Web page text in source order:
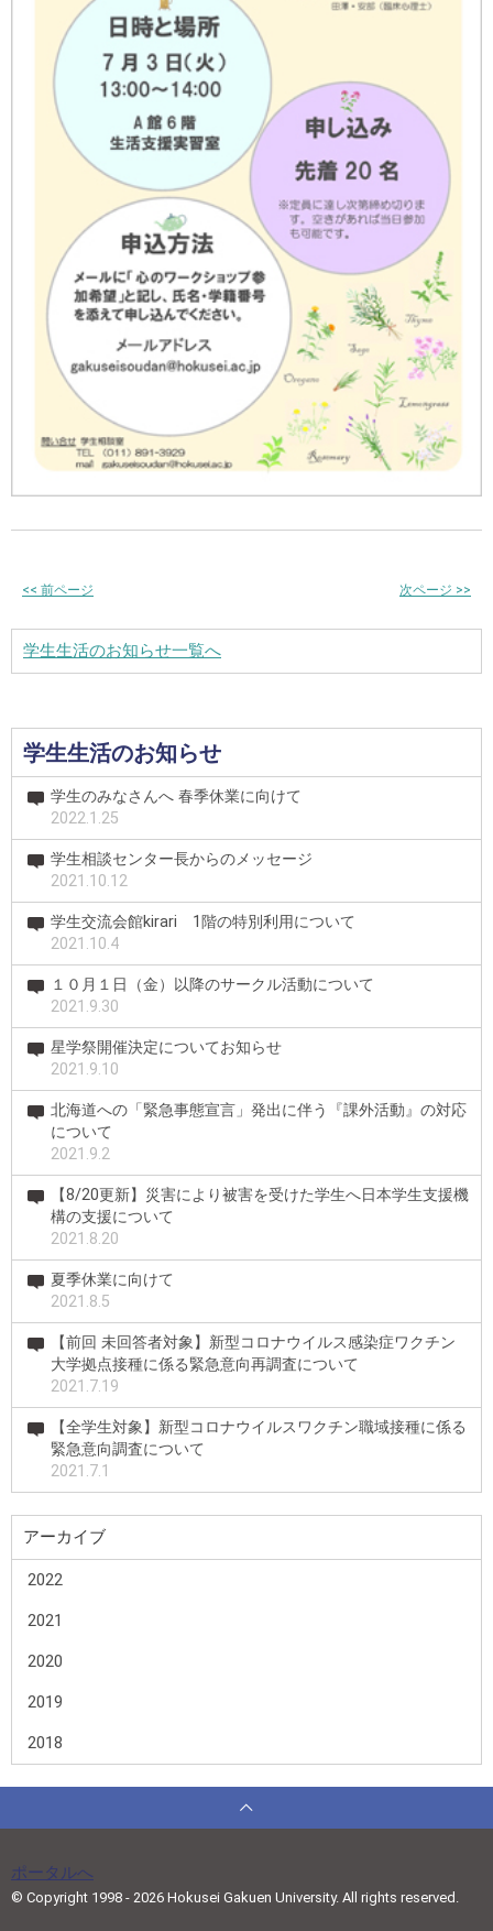
<< 前ページ 次ページ >>
学生生活のお知らせ一覧へ
学生生活のお知らせ
学生のみなさんへ 春季休業に向けて
2022.1.25
学生相談センター長からのメッセージ
2021.10.12
学生交流会館kirari 1階の特別利用について
2021.10.4
１０月１日（金）以降のサークル活動について
2021.9.30
星学祭開催決定についてお知らせ
2021.9.10
北海道への「緊急事態宣言」発出に伴う『課外活動』の対応
について
2021.9.2
【8/20更新】災害により被害を受けた学生へ日本学生支援機
構の支援について
2021.8.20
夏季休業に向けて
2021.8.5
【前回 未回答者対象】新型コロナウイルス感染症ワクチン
大学拠点接種に係る緊急意向再調査について
2021.7.19
【全学生対象】新型コロナウイルスワクチン職域接種に係る
緊急意向調査について
2021.7.1
アーカイブ
2022
2021
2020
2019
2018
ポータルへ
© Copyright 1998 - 2026 Hokusei Gakuen University. All rights reserved.